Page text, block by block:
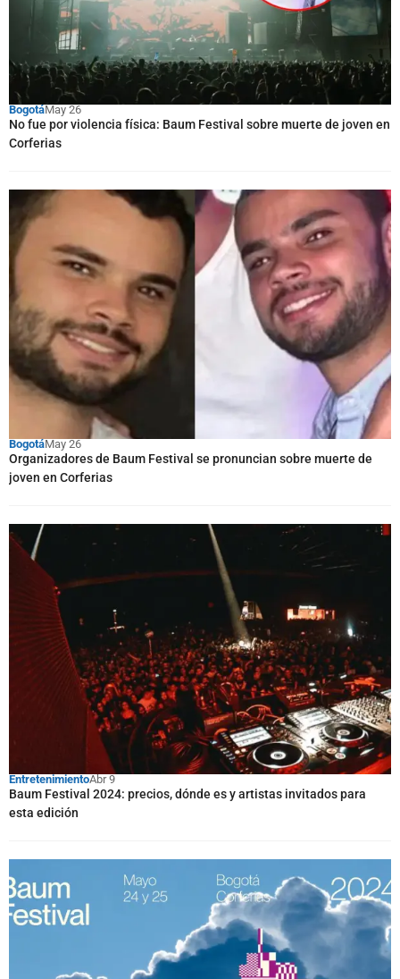
BogotáMay 26
No fue por violencia física: Baum Festival sobre muerte de joven en
Corferias
BogotáMay 26
Organizadores de Baum Festival se pronuncian sobre muerte de
joven en Corferias
EntretenimientoAbr 9
Baum Festival 2024: precios, dónde es y artistas invitados para
esta edición